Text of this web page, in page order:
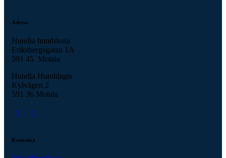
Adress
Hundia hundskola
Eriksbergsgatan 1A
591 45 Motala
Hundia Hunddagis
Kylvägen 2
591 36 Motala
Kontakta